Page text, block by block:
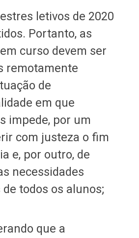
letivos de 2020
Portanto, as
curso devem ser
remotamente
de
em que
impede, por um
com justeza o fim
e, por outro, de
necessidades
todos os alunos;
que a